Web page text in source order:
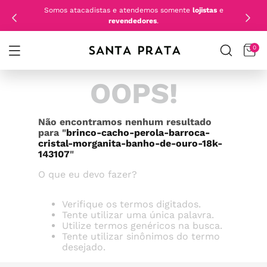
Somos atacadistas e atendemos somente lojistase
revendedores.
0
OOPS!
Não encontramos nenhum resultado
para "brinco-cacho-perola-barroca-
cristal-morganita-banho-de-ouro-18k-
143107"
O que eu devo fazer?
Verifique os termos digitados.
Tente utilizar uma única palavra.
Utilize termos genéricos na busca.
Tente utilizar sinônimos do termo
desejado.